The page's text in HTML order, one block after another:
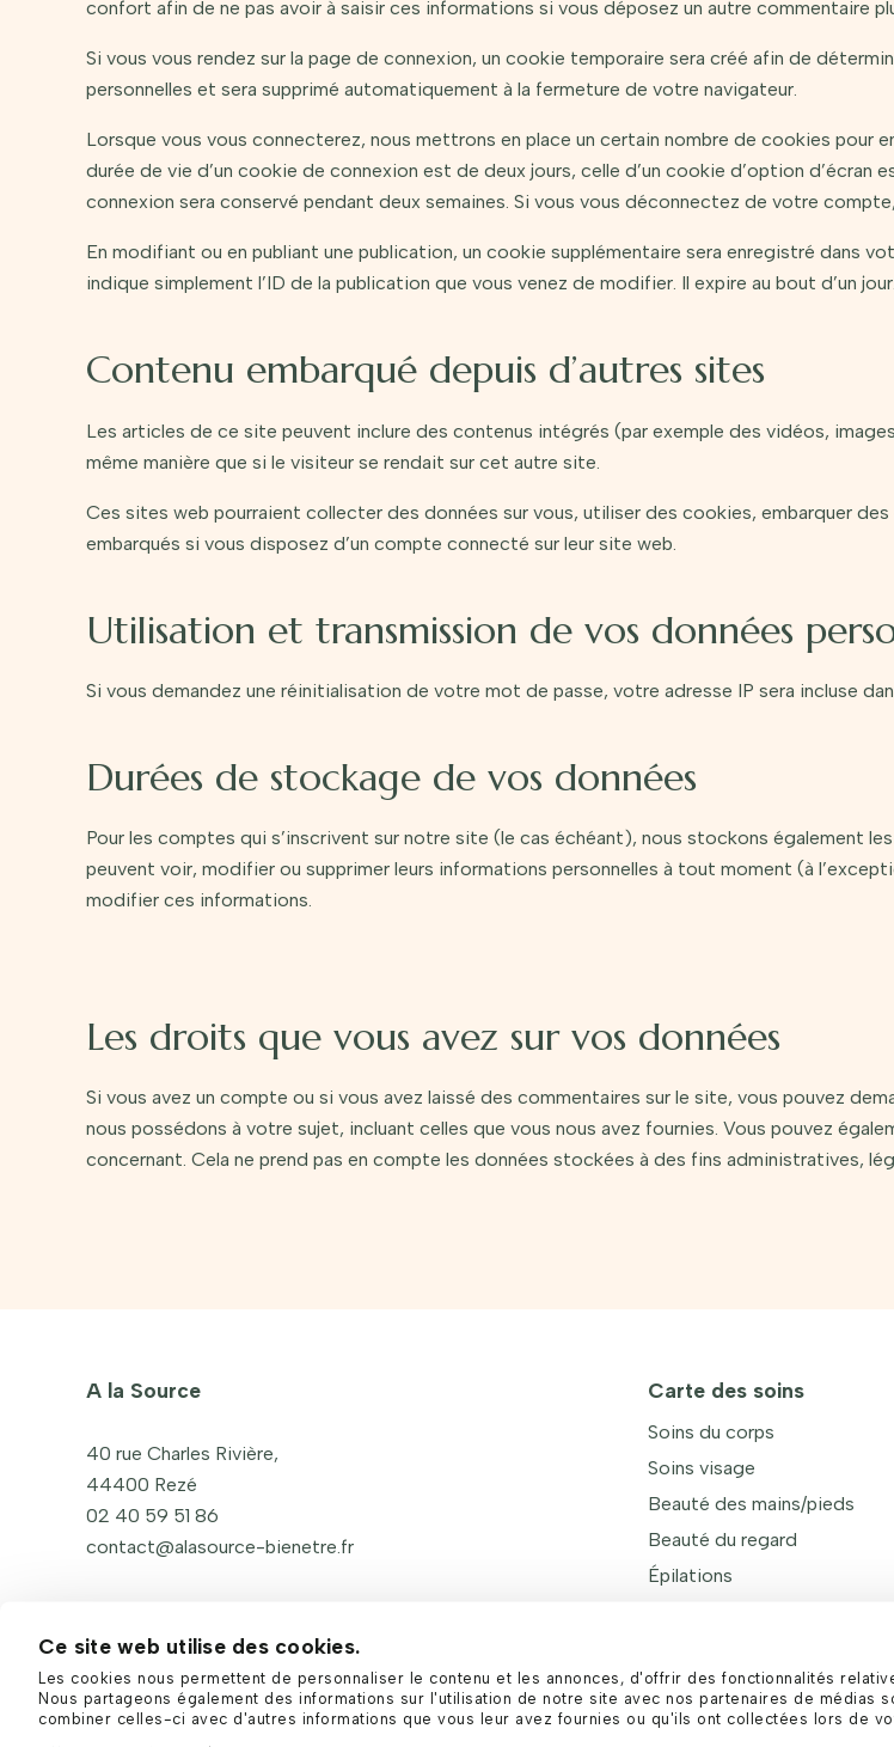
Ce site web utilise des cookies.
Les cookies nous permettent de personnaliser le contenu et les annonces, d'offrir des fonctionnalités
Nous partageons également des informations sur l'utilisation de notre site avec nos partenaires de médias
combiner celles-ci avec d'autres informations que vous leur avez fournies ou qu'ils ont collectées lors de
confort afin de ne pas avoir à saisir ces informations si vous déposez un autre commentaire
Si vous vous rendez sur la page de connexion, un cookie temporaire sera créé afin de
personnelles et sera supprimé automatiquement à la fermeture de votre navigateur.
Lorsque vous vous connecterez, nous mettrons en place un certain nombre de cookies pour
durée de vie d’un cookie de connexion est de deux jours, celle d’un cookie d’option d’écran
connexion sera conservé pendant deux semaines. Si vous vous déconnectez de votre
En modifiant ou en publiant une publication, un cookie supplémentaire sera enregistré dans
indique simplement l’ID de la publication que vous venez de modifier. Il expire au bout d’un jour.
Contenu embarqué depuis d’autres sites
Les articles de ce site peuvent inclure des contenus intégrés (par exemple des vidéos,
même manière que si le visiteur se rendait sur cet autre site.
Ces sites web pourraient collecter des données sur vous, utiliser des cookies, embarquer
embarqués si vous disposez d’un compte connecté sur leur site web.
Utilisation et transmission de vos données
Si vous demandez une réinitialisation de votre mot de passe, votre adresse IP sera incluse
Durées de stockage de vos données
Pour les comptes qui s’inscrivent sur notre site (le cas échéant), nous stockons également
peuvent voir, modifier ou supprimer leurs informations personnelles à tout moment (à
modifier ces informations.
Les droits que vous avez sur vos données
Si vous avez un compte ou si vous avez laissé des commentaires sur le site, vous pouvez
nous possédons à votre sujet, incluant celles que vous nous avez fournies. Vous pouvez
concernant. Cela ne prend pas en compte les données stockées à des fins administratives,
A la Source
40 rue Charles Rivière,
44400 Rezé
02 40 59 51 86
contact@alasource-bienetre.fr
Carte des soins
Soins du corps
Soins visage
Beauté des mains/pieds
Beauté du regard
Épilations